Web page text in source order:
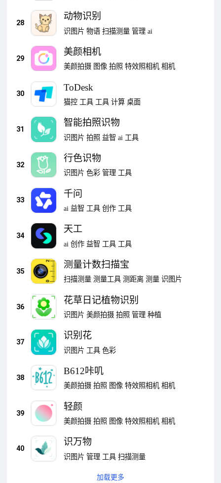
28
动物识别
识图片 物语 扫描测量 管理 ai
29
美颜相机
美颜拍摄 图像 拍照 特效照相机 相机
30
ToDesk
猫控 工具 工具 计算 桌面
31
智能拍照识物
识图片 拍照 益智 ai 工具
32
行色识物
识图片 色彩 管理 工具
33
千问
ai 益智 工具 创作 工具
34
天工
ai 创作 益智 工具 工具
35
测量计数扫描宝
扫描测量 测量工具 测距离 测量 识图片
36
花草日记植物识别
识图片 美颜拍摄 拍照 管理 种植
37
识别花
识图片 工具 色彩
38
B612咔叽
美颜拍摄 拍照 图像 特效照相机 相机
39
轻颜
美颜拍摄 拍照 图像 特效照相机 相机
40
识万物
识图片 管理 工具 扫描测量
加载更多